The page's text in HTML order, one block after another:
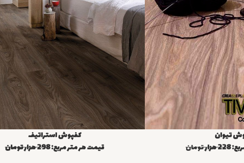
تیوان
228 هزار تومان
کفپوش استراتیف
قیمت هر متر مربع:298 هزار تومان